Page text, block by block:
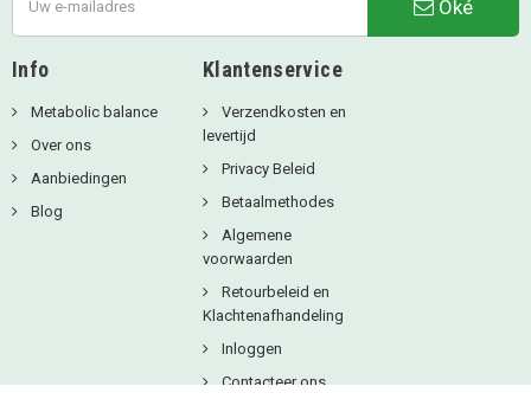
Oké
Info
Metabolic balance
Over ons
Aanbiedingen
Blog
Klantenservice
Verzendkosten en
levertijd
Privacy Beleid
Betaalmethodes
Algemene
voorwaarden
Retourbeleid en
Klachtenafhandeling
Inloggen
Contacteer ons